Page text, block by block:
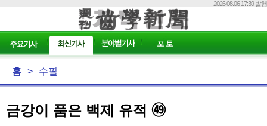
2026.08.06 17:39 발행
홈 > 수필
금강이 품은 백제 유적 ㊾